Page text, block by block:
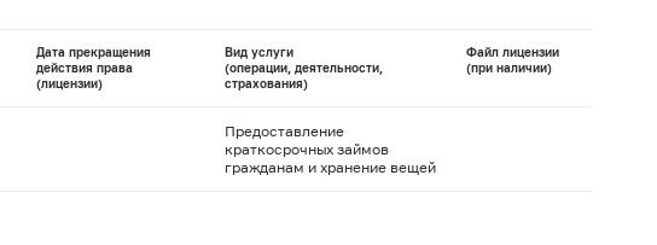
Дата прекращения
действия права
(лицензии)
Вид услуги
(операции, деятельности,
страхования)
Файл лицензии
(при наличии)
Предоставление
краткосрочных займов
гражданам и хранение вещей